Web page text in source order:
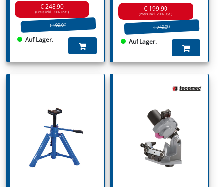
€ 248.90
(Preis inkl. 20% USt.)
€ 299.00
Auf Lager.
€ 199.90
(Preis inkl. 20% USt.)
€ 249.00
Auf Lager.